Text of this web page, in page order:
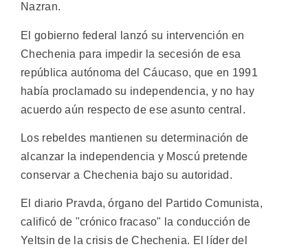
Nazran.
El gobierno federal lanzó su intervención en
Chechenia para impedir la secesión de esa
república autónoma del Cáucaso, que en 1991
había proclamado su independencia, y no hay
acuerdo aún respecto de ese asunto central.
Los rebeldes mantienen su determinación de
alcanzar la independencia y Moscú pretende
conservar a Chechenia bajo su autoridad.
El diario Pravda, órgano del Partido Comunista,
calificó de "crónico fracaso" la conducción de
Yeltsin de la crisis de Chechenia. El líder del